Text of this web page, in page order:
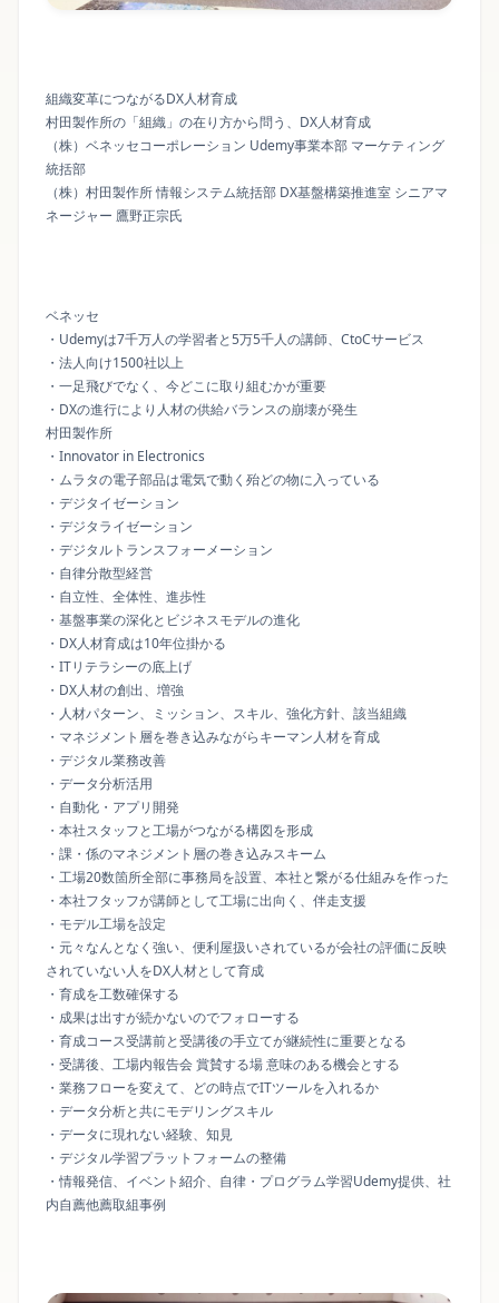
組織変革につながるDX人材育成
村田製作所の「組織」の在り方から問う、DX人材育成
（株）ベネッセコーポレーション Udemy事業本部 マーケティング
統括部
（株）村田製作所 情報システム統括部 DX基盤構築推進室 シニアマ
ネージャー 鷹野正宗氏
ベネッセ
・Udemyは7千万人の学習者と5万5千人の講師、CtoCサービス
・法人向け1500社以上
・一足飛びでなく、今どこに取り組むかが重要
・DXの進行により人材の供給バランスの崩壊が発生
村田製作所
・Innovator in Electronics
・ムラタの電子部品は電気で動く殆どの物に入っている
・デジタイゼーション
・デジタライゼーション
・デジタルトランスフォーメーション
・自律分散型経営
・自立性、全体性、進歩性
・基盤事業の深化とビジネスモデルの進化
・DX人材育成は10年位掛かる
・ITリテラシーの底上げ
・DX人材の創出、増強
・人材パターン、ミッション、スキル、強化方針、該当組織
・マネジメント層を巻き込みながらキーマン人材を育成
・デジタル業務改善
・データ分析活用
・自動化・アプリ開発
・本社スタッフと工場がつながる構図を形成
・課・係のマネジメント層の巻き込みスキーム
・工場20数箇所全部に事務局を設置、本社と繋がる仕組みを作った
・本社フタッフが講師として工場に出向く、伴走支援
・モデル工場を設定
・元々なんとなく強い、便利屋扱いされているが会社の評価に反映
されていない人をDX人材として育成
・育成を工数確保する
・成果は出すが続かないのでフォローする
・育成コース受講前と受講後の手立てが継続性に重要となる
・受講後、工場内報告会 賞賛する場 意味のある機会とする
・業務フローを変えて、どの時点でITツールを入れるか
・データ分析と共にモデリングスキル
・データに現れない経験、知見
・デジタル学習プラットフォームの整備
・情報発信、イベント紹介、自律・プログラム学習Udemy提供、社
内自薦他薦取組事例